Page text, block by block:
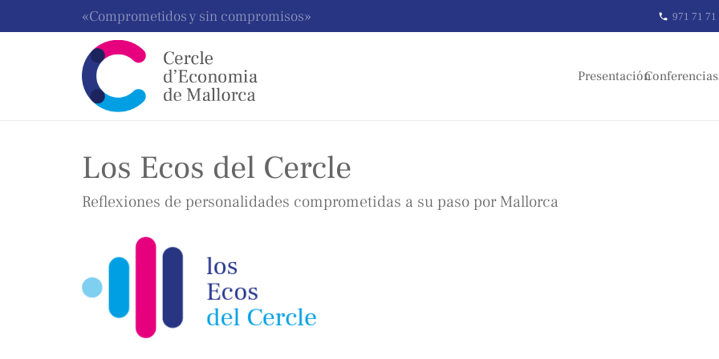
«Comprometidos y sin compromisos» phone 971 71 71
PresentaciónConferencias
Los Ecos del Cercle
Reflexiones de personalidades comprometidas a su paso por Mallorca